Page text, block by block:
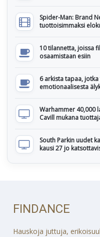
Spider-Man: Brand
tuottoisimmaksi
10 tilannetta, joissa
osaamistaan esiin
6 arkista tapaa,
emotionaalisesta
Warhammer 40,000
Cavill mukana
South Parkin uudet
kausi 27 jo
FINDANCE
Hauskoja juttuja,